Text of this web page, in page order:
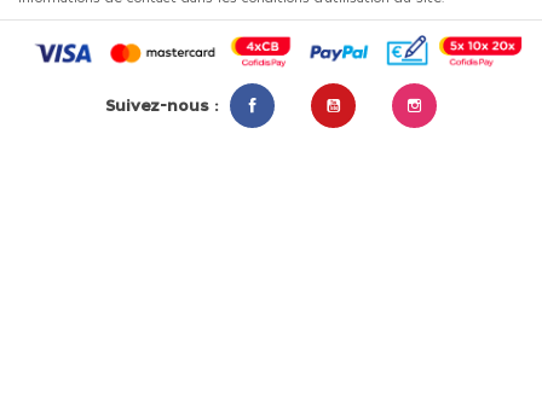
Suivez-nous :
FacebookYouTubeInstagram